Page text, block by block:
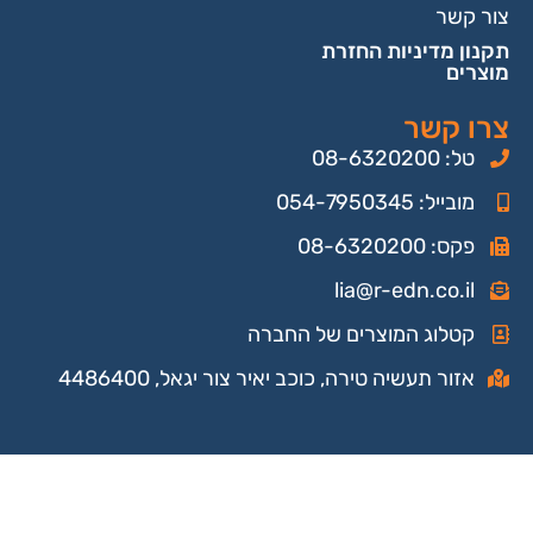
צור קשר
תקנון מדיניות החזרת
מוצרים
צרו קשר
טל: 08-6320200
מובייל: 054-7950345
פקס: 08-6320200
lia@r-edn.co.il
קטלוג המוצרים של החברה
אזור תעשיה טירה, כוכב יאיר צור יגאל, 4486400